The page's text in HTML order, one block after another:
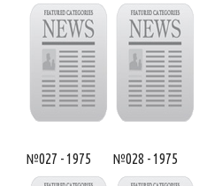
№027 - 1975 №028 - 1975